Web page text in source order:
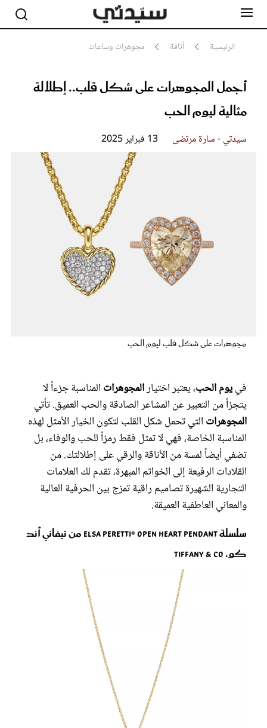
الرئيسية أناقة مجوهرات وساعات
أجمل المجوهرات على شكل قلب.. إطلالة
مثالية ليوم الحب
سيدتي - سارة مرتضى 13 فبراير 2025
مجوهرات على شكل قلب ليوم الحب
فييوم الحب، يعتبر اختيارالمجوهرات المناسبة جزءاً لا
يتجزأ من التعبير عن المشاعر الصادقة والحب العميق. تأتي
المجوهرات التي تحمل شكل القلب لتكون الخيار الأمثل لهذه
المناسبة الخاصة، فهي لا تمثل فقط رمزاً للحب والوفاء، بل
تضفي أيضاً لمسة من الأناقة والرقي على إطلالتك. من
القلادات الرفيعة إلى الخواتم المبهرة، تقدم لك العلامات
التجارية الشهيرة تصاميم راقية تمزج بين الحرفية العالية
والمعاني العاطفية العميقة.
سلسلة Elsa Peretti® Open Heart Pendant من تيفاني أند
كو. Tiffany & Co
مشاهير
أناقة
جمال
سيدتي وطفلك
مجلة سيدتي
غلاف رفمي